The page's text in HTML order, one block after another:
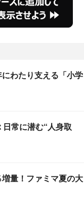
わたり支える「小学
常に潜む“人身取
量！ファミマ夏の大